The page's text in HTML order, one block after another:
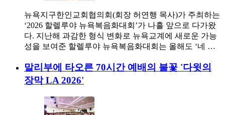
뉴욕지구한인교회협의회(회장 허연행 목사)가 주최하는
‘2026 할렐루야 뉴욕복음화대회’가 나흘 앞으로 다가왔
다. 지난해 과감한 형식 변화로 뉴욕교계에 새로운 가능
성을 보여준 할렐루야 뉴욕복음화대회는 올해도 ‘네 …
말리부에 타오른 70시간 예배의 불꽃 '다윗의
장막 LA 2026'